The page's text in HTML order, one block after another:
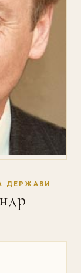
ДЕРЖАВИ